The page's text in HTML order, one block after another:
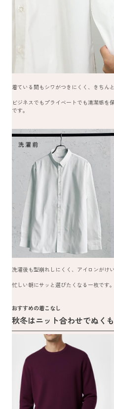
着ている間もシワがつきにくく、きちん
ビジネスでもプライベートでも清潔感を
です。
洗濯後も型崩れしにくく、アイロンがけい
忙しい朝にサッと選びたくなる一枚です。
おすすめの着こなし
秋冬はニット合わせでぬく